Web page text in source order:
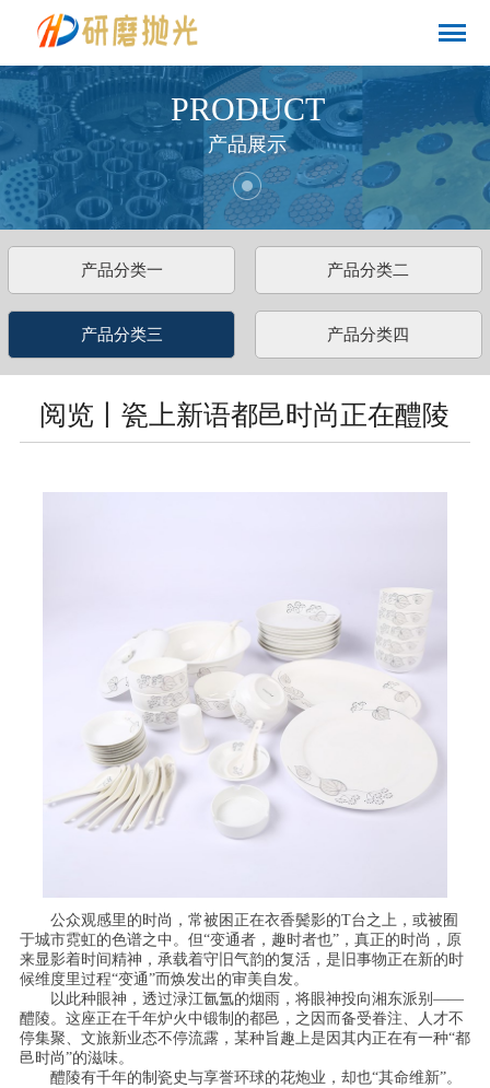
PRODUCT
产品展示
产品分类一 产品分类二
产品分类三 产品分类四
阅览丨瓷上新语都邑时尚正在醴陵
公众观感里的时尚，常被困正在衣香鬓影的T台之上，或被囿
于城市霓虹的色谱之中。但“变通者，趣时者也”，真正的时尚，原
来显影着时间精神，承载着守旧气韵的复活，是旧事物正在新的时
候维度里过程“变通”而焕发出的审美自发。
以此种眼神，透过渌江氤氲的烟雨，将眼神投向湘东派别——
醴陵。这座正在千年炉火中锻制的都邑，之因而备受眷注、人才不
停集聚、文旅新业态不停流露，某种旨趣上是因其内正在有一种“都
邑时尚”的滋味。
醴陵有千年的制瓷史与享誉环球的花炮业，却也“其命维新”。